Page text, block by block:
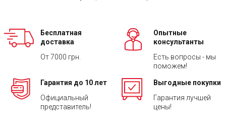
Бесплатная
доставка
От 7000 грн.
Опытные
консультанты
Есть вопросы - мы
поможем!
Гарантия до 10 лет
Официальный
представитель!
Выгодные покупки
Гарантия лучшей
цены!